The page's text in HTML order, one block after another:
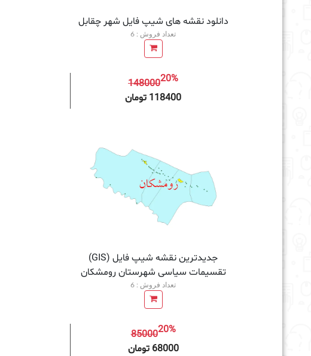
دانلود نقشه های شیپ فایل شهر چقابل
تعداد فروش : 6
14800020%
118400 تومان
جدیدترین نقشه شیپ فایل (GIS)
تقسیمات سیاسی شهرستان رومشکان
تعداد فروش : 6
8500020%
68000 تومان